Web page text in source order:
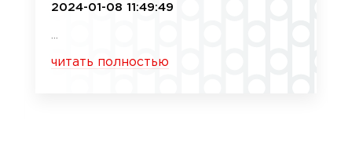
2024-01-08 11:49:49
читать полностью